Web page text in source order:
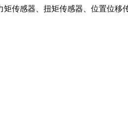
传感器、扭矩传感器、位置位移